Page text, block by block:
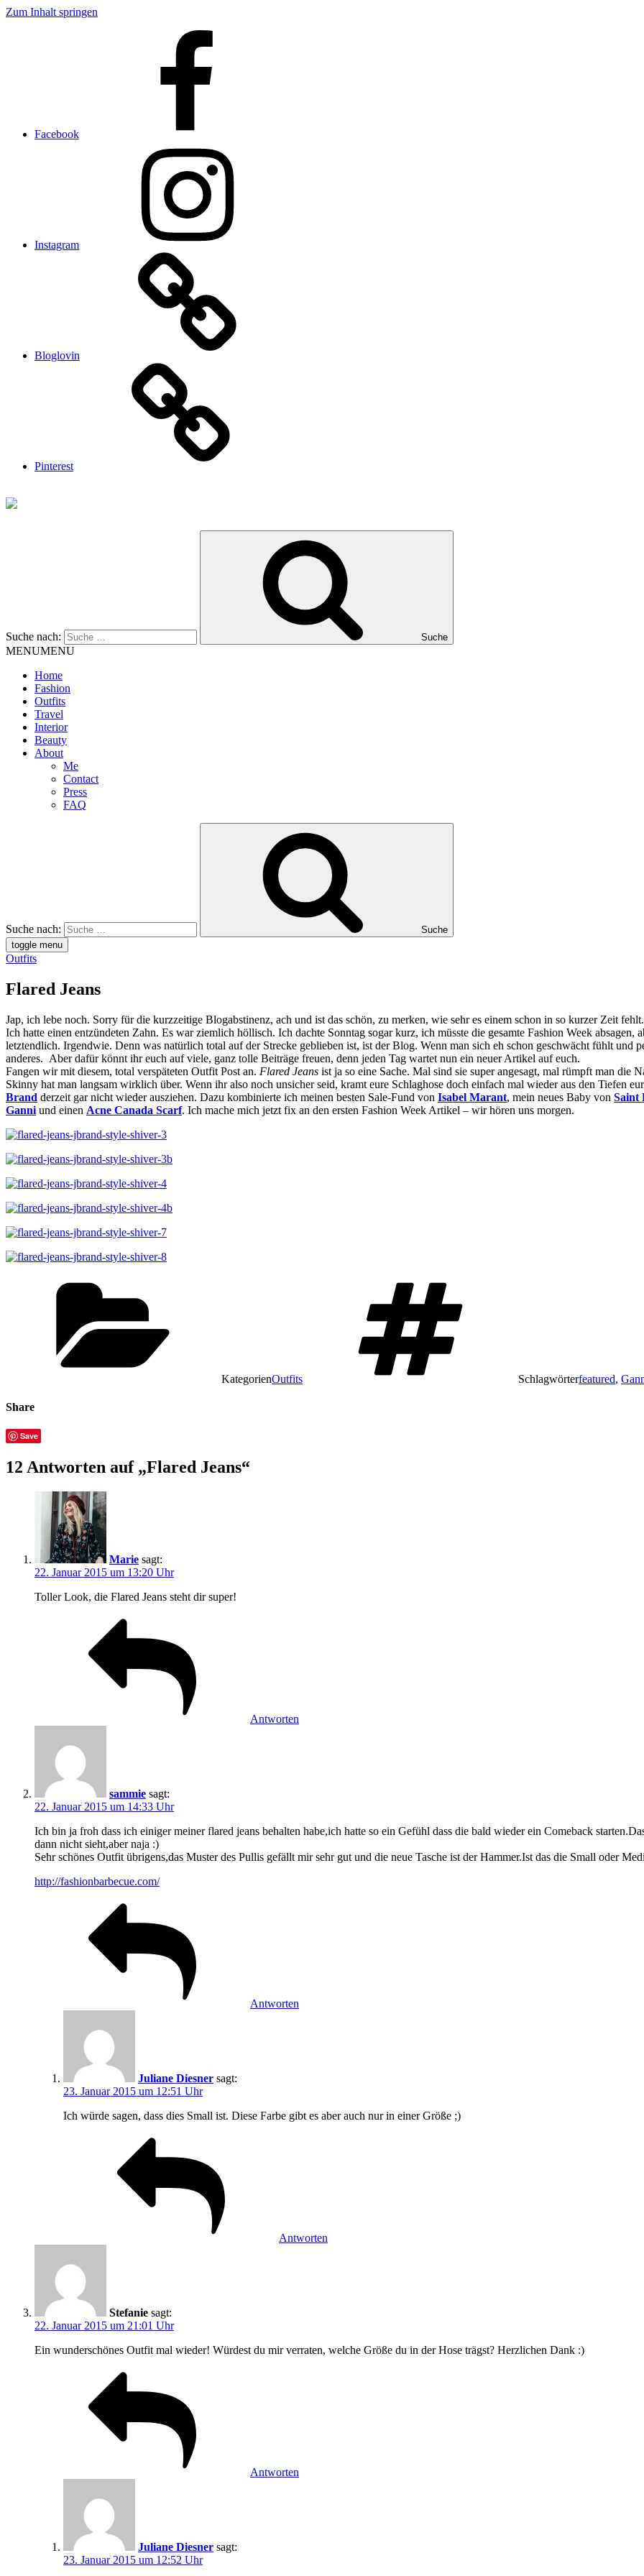
Zum Inhalt springen
Facebook
Instagram
Bloglovin
Pinterest
Suche nach: Suche
MENUMENU
Home
Fashion
Outfits
Travel
Interior
Beauty
About
Me
Contact
Press
FAQ
Suche nach:
Suche
toggle menu
Outfits
Flared Jeans
Jap, ich lebe noch. Sorry für die kurzzeitige Blogabstinenz, ach und ist das schön, zu merken, wie sehr es einem schon in so kurzer Zeit
Ich hatte einen entzündeten Zahn. Es war ziemlich höllisch. Ich dachte Sonntag sogar kurz, ich müsste die gesamte Fashion Week
letztendlich. Irgendwie. Denn was natürlich total auf der Strecke geblieben ist, ist der Blog. Wenn man sich eh schon geschwächt fühlt und
anderes. Aber dafür könnt ihr euch auf viele, ganz tolle Beiträge freuen, denn jeden Tag wartet nun ein neuer Artikel auf euch.
Fangen wir mit diesem, total verspäteten Outfit Post an. Flared Jeans ist ja so eine Sache. Mal sind sie super angesagt, mal rümpft man die
Skinny hat man langsam wirklich über. Wenn ihr also noch unsicher seid, kramt eure Schlaghose doch einfach mal wieder aus den Tiefen
Brand derzeit gar nicht wieder ausziehen. Dazu kombinierte ich meinen besten Sale-Fund von Isabel Marant, mein neues Baby von Saint
Ganni und einen Acne Canada Scarf. Ich mache mich jetzt fix an den ersten Fashion Week Artikel – wir hören uns morgen.
KategorienOutfits Schlagwörterfeatured,
Share
Save
12 Antworten auf „Flared Jeans“
Marie sagt:
22. Januar 2015 um 13:20 Uhr
Toller Look, die Flared Jeans steht dir super!
Antworten
sammie sagt:
22. Januar 2015 um 14:33 Uhr
Ich bin ja froh dass ich einiger meiner flared jeans behalten habe,ich hatte so ein Gefühl dass die bald wieder ein Comeback
dann nicht sieht,aber naja :)
Sehr schönes Outfit übrigens,das Muster des Pullis gefällt mir sehr gut und die neue Tasche ist der Hammer.Ist das die Small oder
http://fashionbarbecue.com/
Antworten
Juliane Diesner sagt:
23. Januar 2015 um 12:51 Uhr
Ich würde sagen, dass dies Small ist. Diese Farbe gibt es aber auch nur in einer Größe ;)
Antworten
Stefanie sagt:
22. Januar 2015 um 21:01 Uhr
Ein wunderschönes Outfit mal wieder! Würdest du mir verraten, welche Größe du in der Hose trägst? Herzlichen Dank :)
Antworten
Juliane Diesner sagt:
23. Januar 2015 um 12:52 Uhr